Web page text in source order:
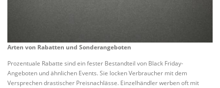
Arten von Rabatten und Sonderangeboten
Prozentuale Rabatte sind ein fester Bestandteil von Black Friday-
Angeboten und ähnlichen Events. Sie locken Verbraucher mit dem
Versprechen drastischer Preisnachlässe. Einzelhändler werben oft mit